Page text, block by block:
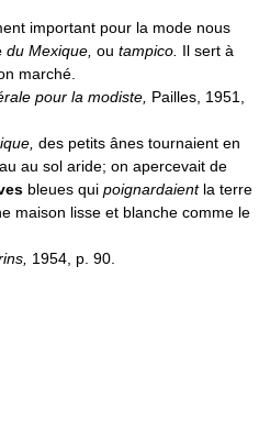
important pour la mode nous
du Mexique, ou tampico. Il sert à
marché.
pour la modiste, Pailles, 1951,
des petits ânes tournaient en
au sol aride; on apercevait de
bleues qui poignardaientla terre
maison lisse et blanche comme le
1954, p. 90.